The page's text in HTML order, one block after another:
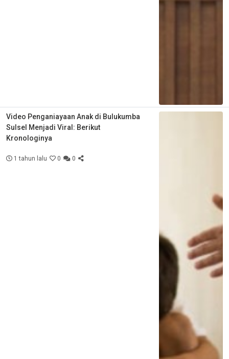
Video Penganiayaan Anak di Bulukumba
Sulsel Menjadi Viral: Berikut
Kronologinya
1 tahun lalu 0 0